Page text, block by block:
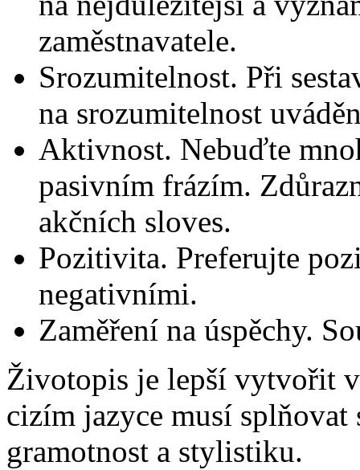
zaměstnavatele.
Srozumitelnost. Při
na srozumitelnost
Aktivnost. Nebuďte
pasivním frázím.
akčních sloves.
Pozitivita. Preferujte
negativními.
Zaměření na úspěchy.
Životopis je lepší vytvořit
cizím jazyce musí splňovat
gramotnost a stylistiku.